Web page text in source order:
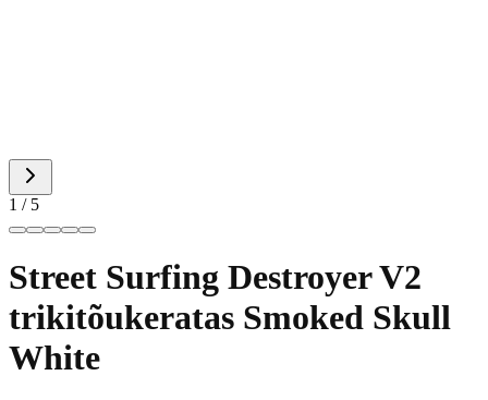
1 / 5
Street Surfing Destroyer V2
trikitõukeratas Smoked Skull
White